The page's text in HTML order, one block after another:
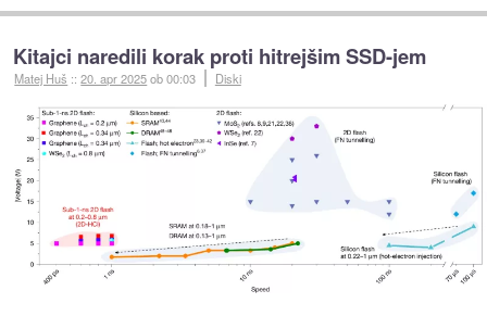
Kitajci naredili korak proti hitrejšim SSD-jem
Matej Huš ::20. apr 2025ob 00:03 Diski